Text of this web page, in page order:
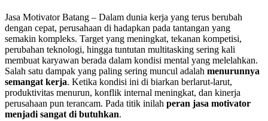
Jasa Motivator Batang – Dalam dunia kerja yang terus berubah
dengan cepat, perusahaan di hadapkan pada tantangan yang
semakin kompleks. Target yang meningkat, tekanan kompetisi,
perubahan teknologi, hingga tuntutan multitasking sering kali
membuat karyawan berada dalam kondisi mental yang melelahkan.
Salah satu dampak yang paling sering muncul adalah menurunnya
semangat kerja. Ketika kondisi ini di biarkan berlarut-larut,
produktivitas menurun, konflik internal meningkat, dan kinerja
perusahaan pun terancam. Pada titik inilah peran jasa motivator
menjadi sangat di butuhkan.